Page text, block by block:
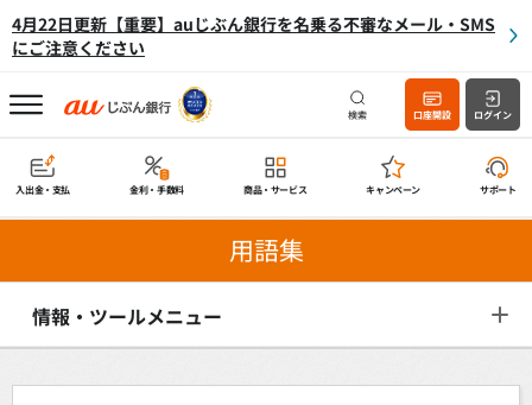
4月22日更新【重要】auじぶん銀行を名乗る不審なメール・SMS
にご注意ください
検索 口座開設 ログイン
入出金・支払 金利・手数料 商品・サービス キャンペーン サポート
用語集
情報・ツールメニュー